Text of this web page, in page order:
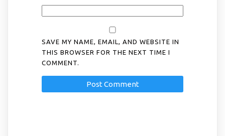
SAVE MY NAME, EMAIL, AND WEBSITE IN
THIS BROWSER FOR THE NEXT TIME I
COMMENT.